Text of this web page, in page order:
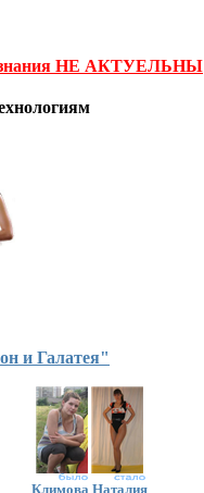
НЕ АКТУЕЛЬНЫ
и Галатея"
Климова Наталия